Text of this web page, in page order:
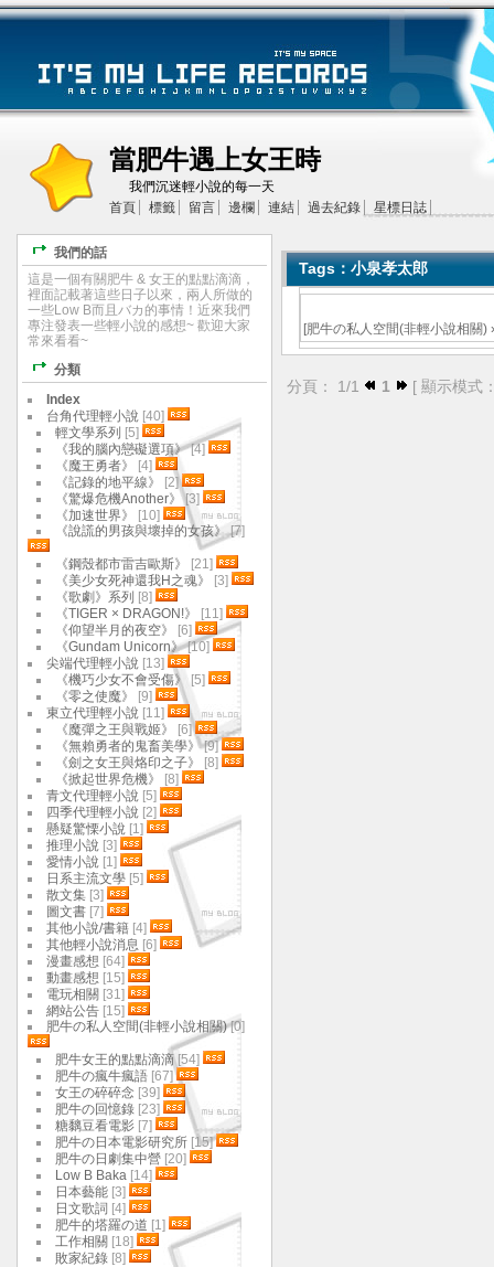
當肥牛遇上女王時
我們沉迷輕小說的每一天
首頁
標籤 留言 邊欄 連結 過去紀錄 星標日誌
Tags：小泉孝太郎
[肥牛の私人空間(非輕小說相關)
分頁： 1/1 1 [ 顯示模式
我們的話
這是一個有關肥牛 & 女王的點點滴滴，
裡面記載著這些日子以來，兩人所做的
一些Low B而且バカ的事情！近來我們
專注發表一些輕小說的感想~ 歡迎大家
常來看看~
分類
Index
台角代理輕小說 [40]
輕文學系列 [5]
《我的腦內戀礙選項》[4]
《魔王勇者》
[4]
《記錄的地平線》
[2]
《驚爆危機Another》[3]
《加速世界》
[10]
《說謊的男孩與壞掉的女孩》[7]
《鋼殼都市雷吉歐斯》
[21]
《美少女死神還我H之魂》
[3]
《歌劇》系列 [8]
《TIGER × DRAGON!》
[11]
《仰望半月的夜空》
[6]
《Gundam Unicorn》[10]
尖端代理輕小說 [13]
《機巧少女不會受傷》
[5]
《零之使魔》
[9]
東立代理輕小說 [11]
《魔彈之王與戰姬》
[6]
《無賴勇者的鬼畜美學》[9]
《劍之女王與烙印之子》
[8]
《掀起世界危機》
[8]
青文代理輕小說 [5]
四季代理輕小說 [2]
懸疑驚慄小說 [1]
推理小說 [3]
愛情小說 [1]
日系主流文學 [5]
散文集 [3]
圖文書 [7]
其他小說/書籍 [4]
其他輕小說消息 [6]
漫畫感想 [64]
動畫感想 [15]
電玩相關 [31]
網站公告 [15]
肥牛の私人空間(非輕小說相關)[0]
肥牛女王的點點滴滴[54]
肥牛の瘋牛瘋語 [67]
女王の碎碎念 [39]
肥牛の回憶錄 [23]
糖黐豆看電影 [7]
肥牛の日本電影研究所 [15]
肥牛の日劇集中營 [20]
Low B Baka [14]
日本藝能 [3]
日文歌詞 [4]
肥牛的塔羅の道 [1]
工作相關 [18]
敗家紀錄 [8]